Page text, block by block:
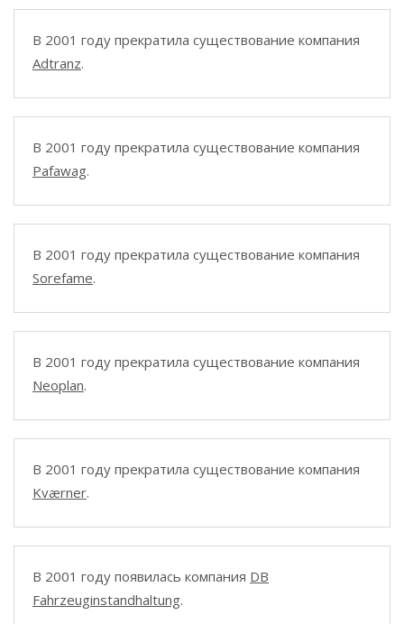
В 2001 году прекратила существование компания
Adtranz.
В 2001 году прекратила существование компания
Pafawag.
В 2001 году прекратила существование компания
Sorefame.
В 2001 году прекратила существование компания
Neoplan.
В 2001 году прекратила существование компания
Kværner.
В 2001 году появилась компания DB
Fahrzeuginstandhaltung.